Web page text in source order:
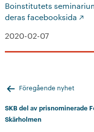
Boinstitutets
deras facebooksida
2020-02-07
Inläggsnavigering
Föregående nyhet
SKB del av prisnominerade
Skärholmen